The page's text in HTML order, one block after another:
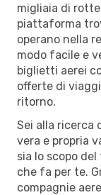
migliaia di
piattaforma
operano nella
modo facile e
biglietti aerei
offerte di
ritorno.
Sei alla ricerca
vera e propria
sia lo scopo
che fa per te.
compagnie